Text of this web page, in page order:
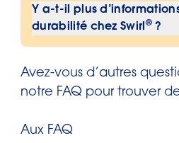
Y a-t-il plus
durabilité chez Swirl ® ?
de durabilité de ®Swirl
dont l’entreprise
Plastic Cycle.
Avez-vous d’autres
notre FAQ pour trouver
Aux FAQ